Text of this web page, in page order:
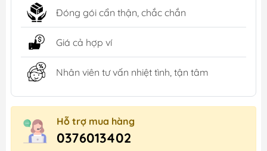
Đóng gói cẩn thận, chắc chắn
Giá cả hợp ví
Nhân viên tư vấn nhiệt tình, tận tâm
Hỗ trợ mua hàng
0376013402